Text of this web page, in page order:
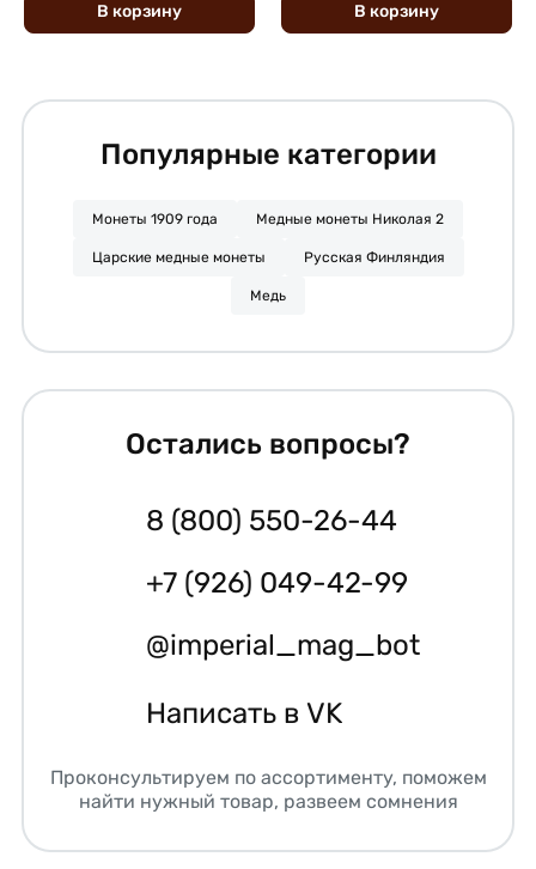
В корзину В корзину
Популярные категории
Монеты 1909 года Медные монеты Николая 2
Царские медные монеты Русская Финляндия
Медь
Остались вопросы?
8 (800) 550-26-44
+7 (926) 049-42-99
@imperial_mag_bot
Написать в VK
Проконсультируем по ассортименту, поможем
найти нужный товар, развеем сомнения